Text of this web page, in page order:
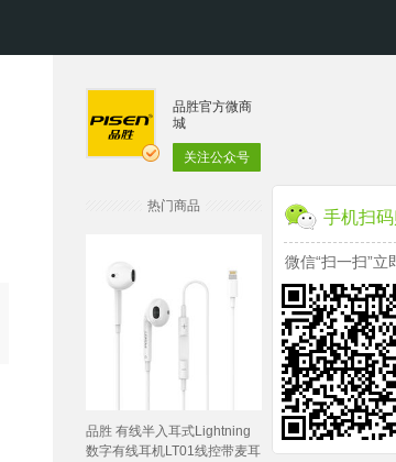
品胜官方微商
城
关注公众号
热门商品
品胜 有线半入耳式Lightning
数字有线耳机LT01线控带麦耳
手机扫
微信“扫一扫”立